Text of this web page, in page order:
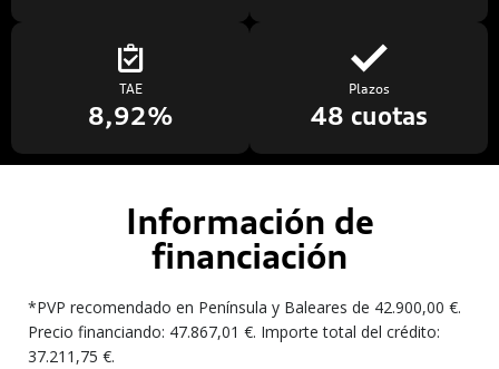
TAE
8,92%
Plazos
48 cuotas
Información de
financiación
*PVP recomendado en Península y Baleares de 42.900,00 €.
Precio financiando: 47.867,01 €. Importe total del crédito:
37.211,75 €.